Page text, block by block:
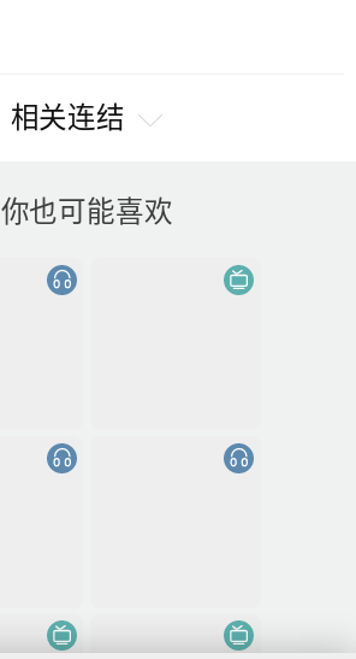
相关连结
你也可能喜欢